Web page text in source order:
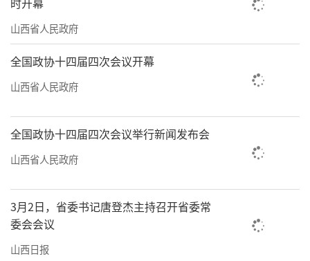
山西省人民政府
全国政协十四届四次会议开幕
山西省人民政府
全国政协十四届四次会议举行新闻发布会
山西省人民政府
3月2日，省委书记唐登杰主持召开省委常
委会会议
山西日报